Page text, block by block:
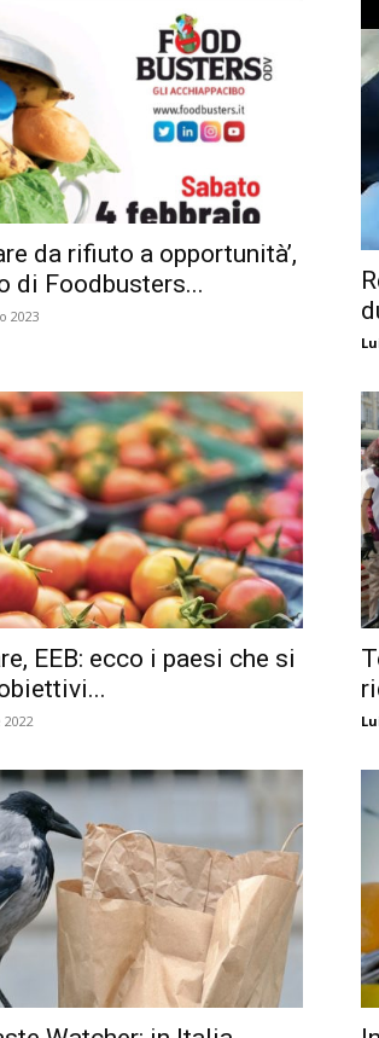
da rifiuto a opportunità’,
di Foodbusters...
2023
EEB: ecco i paesi che si